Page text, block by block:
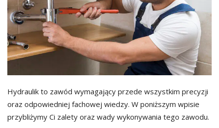
Hydraulik to zawód wymagający przede wszystkim precyzji
oraz odpowiedniej fachowej wiedzy. W poniższym wpisie
przybliżymy Ci zalety oraz wady wykonywania tego zawodu.